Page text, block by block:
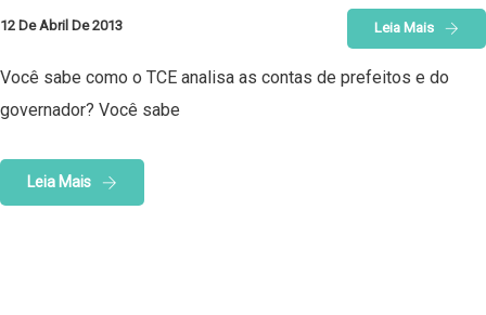
12 De Abril De 2013 Leia Mais
Você sabe como o TCE analisa as contas de prefeitos e do
governador? Você sabe
Leia Mais